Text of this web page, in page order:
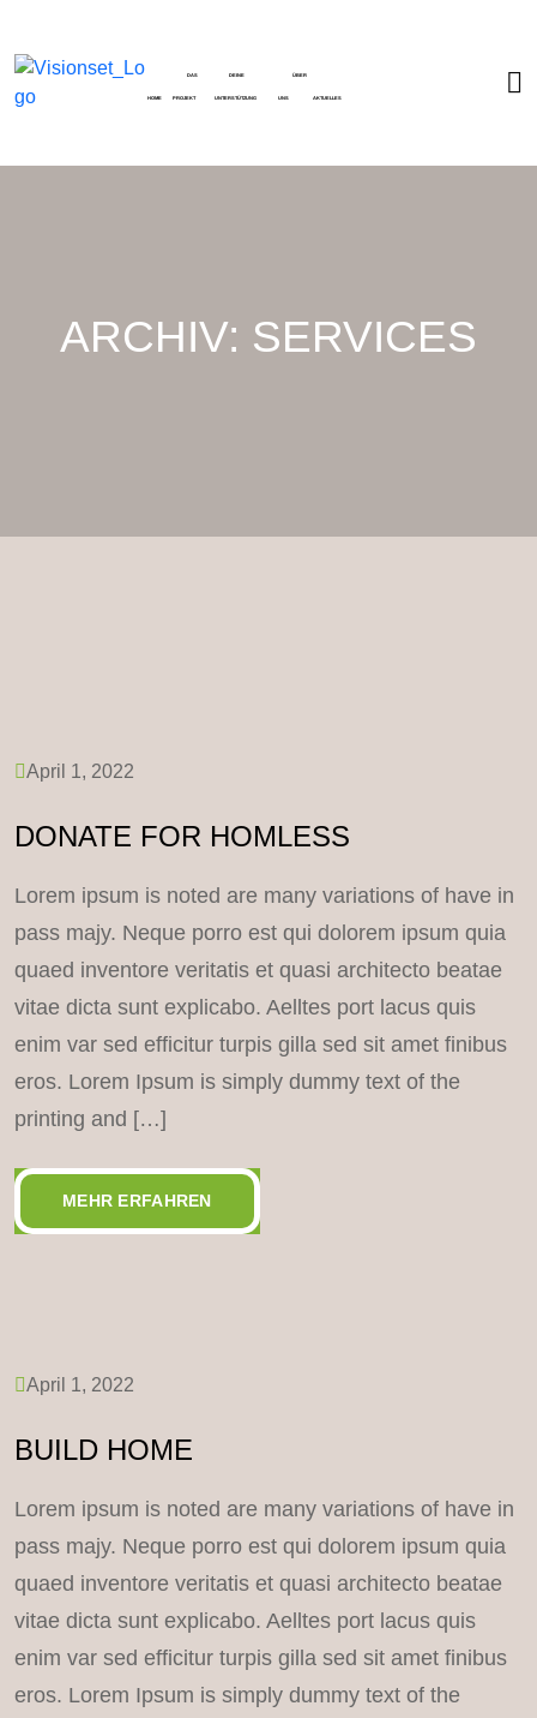
HOME
DAS
PROJEKT
DEINE
UNTERSTÜTZUNG
ÜBER
UNS AKTUELLES
ARCHIV: SERVICES
April 1, 2022
DONATE FOR HOMLESS
Lorem ipsum is noted are many variations of have in
pass majy. Neque porro est qui dolorem ipsum quia
quaed inventore veritatis et quasi architecto beatae
vitae dicta sunt explicabo. Aelltes port lacus quis
enim var sed efficitur turpis gilla sed sit amet finibus
eros. Lorem Ipsum is simply dummy text of the
printing and […]
MEHR ERFAHREN
April 1, 2022
BUILD HOME
Lorem ipsum is noted are many variations of have in
pass majy. Neque porro est qui dolorem ipsum quia
quaed inventore veritatis et quasi architecto beatae
vitae dicta sunt explicabo. Aelltes port lacus quis
enim var sed efficitur turpis gilla sed sit amet finibus
eros. Lorem Ipsum is simply dummy text of the